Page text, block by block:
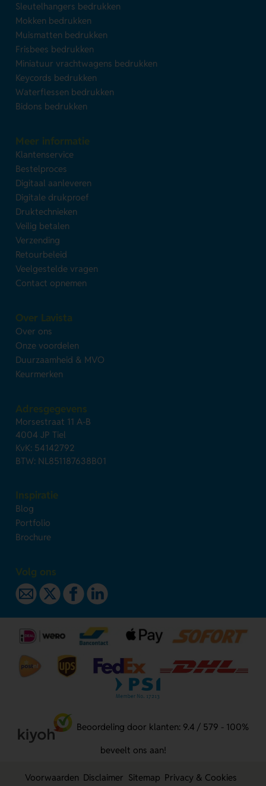
Sleutelhangers bedrukken
Mokken bedrukken
Muismatten bedrukken
Frisbees bedrukken
Miniatuur vrachtwagens bedrukken
Keycords bedrukken
Waterflessen bedrukken
Bidons bedrukken
Meer informatie
Klantenservice
Bestelproces
Digitaal aanleveren
Digitale drukproef
Druktechnieken
Veilig betalen
Verzending
Retourbeleid
Veelgestelde vragen
Contact opnemen
Over Lavista
Over ons
Onze voordelen
Duurzaamheid & MVO
Keurmerken
Adresgegevens
Morsestraat 11 A-B
4004 JP Tiel
KvK: 54142792
BTW: NL851187638B01
Inspiratie
Blog
Portfolio
Brochure
Volg ons
Beoordeling door klanten: 9.4 / 579 - 100%
beveelt ons aan!
Voorwaarden Disclaimer Sitemap Privacy & Cookies